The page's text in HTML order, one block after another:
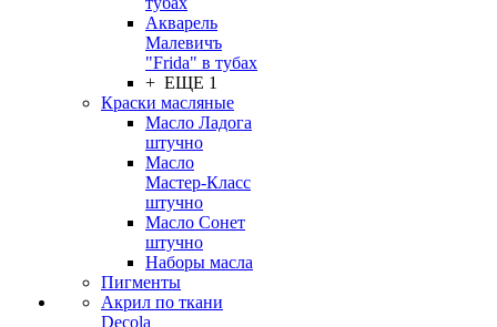
Акварель
Малевичъ
"Frida" в тубах
+ ЕЩЕ 1
Краски масляные
Масло Ладога
штучно
Масло
Мастер-Класс
штучно
Масло Сонет
штучно
Наборы масла
Пигменты
Акрил по ткани
Decola